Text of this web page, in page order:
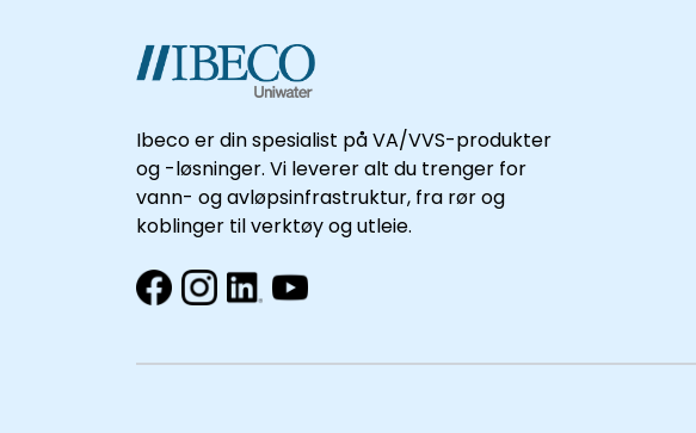
Ibeco er din spesialist på VA/VVS-produkter
og -løsninger. Vi leverer alt du trenger for
vann- og avløpsinfrastruktur, fra rør og
koblinger til verktøy og utleie.